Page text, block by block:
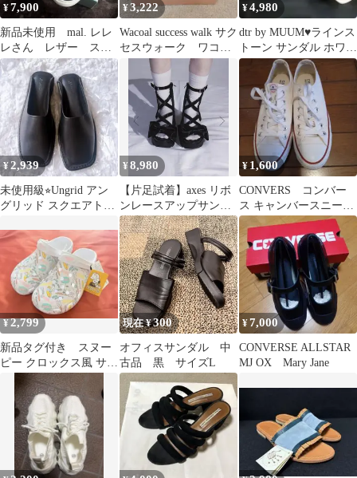
¥7,900
新品未使用 mal. レレ
レさん レザー スニ
ーカー ブラック 25セ
ンチ
¥3,222
Wacoal success walk サク
セスウォーク ワコー
¥4,980
dtr by MUUM♥ラインス
トーン サンダル ホワイ
ト♥Мサイズ♥送料込み
¥2,939
未使用級⭐︎Ungrid アン
グリッド スクエアトゥ
¥8,980
【片足試着】axes リボ
ンレースアップサンダ
ル Lサイズ
¥ 1,600
CONVERS コンバー
ス キャンバースニーカ
ー23.5cm クラシックタ
グ
¥2,799
新品タグ付き スヌー
ピー クロックス風 サン
ダル 24cm
現在 ¥300
オフィスサンダル 中
古品 黒 サイズL
¥7,000
CONVERSE ALLSTAR
MJ OX Mary Jane